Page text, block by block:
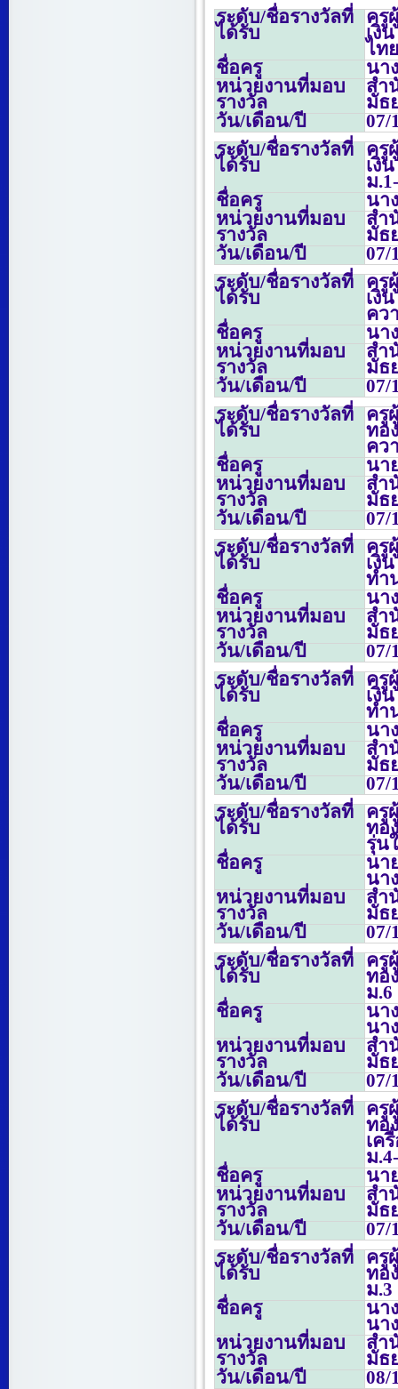
ระดับ/ชื่อรางวัลที่
ได้รับ
ครู
เงิ
ไท
ชื่อครู
นา
หน่วยงานที่มอบ
รางวัล
สำ
มัธ
วัน/เดือน/ปี
07/
ระดับ/ชื่อรางวัลที่
ได้รับ
ครู
เงิ
ม.1-
ชื่อครู
นา
หน่วยงานที่มอบ
รางวัล
สำ
มัธ
วัน/เดือน/ปี
07/
ระดับ/ชื่อรางวัลที่
ได้รับ
ครู
เงิ
คว
ชื่อครู
นา
หน่วยงานที่มอบ
รางวัล
สำ
มัธ
วัน/เดือน/ปี
07/
ระดับ/ชื่อรางวัลที่
ได้รับ
ครู
ทอ
คว
ชื่อครู
นา
หน่วยงานที่มอบ
รางวัล
สำ
มัธ
วัน/เดือน/ปี
07/
ระดับ/ชื่อรางวัลที่
ได้รับ
ครู
เงิ
ทำ
ชื่อครู
นา
หน่วยงานที่มอบ
รางวัล
สำ
มัธ
วัน/เดือน/ปี
07/
ระดับ/ชื่อรางวัลที่
ได้รับ
ครู
เงิ
ทำ
ชื่อครู
นา
หน่วยงานที่มอบ
รางวัล
สำ
มัธ
วัน/เดือน/ปี
07/
ระดับ/ชื่อรางวัลที่
ได้รับ
ครู
ทอ
รุ่น
ชื่อครู
นา
นา
หน่วยงานที่มอบ
รางวัล
สำ
มัธ
วัน/เดือน/ปี
07/
ระดับ/ชื่อรางวัลที่
ได้รับ
ครู
ทอ
ม.6
ชื่อครู
นา
นา
หน่วยงานที่มอบ
รางวัล
สำ
มัธ
วัน/เดือน/ปี
07/
ระดับ/ชื่อรางวัลที่
ได้รับ
ครู
ทอ
เค
ม.4-
ชื่อครู
นา
หน่วยงานที่มอบ
รางวัล
สำ
มัธ
วัน/เดือน/ปี
07/
ระดับ/ชื่อรางวัลที่
ได้รับ
ครู
ทอ
ม.3
ชื่อครู
นา
นา
หน่วยงานที่มอบ
รางวัล
สำ
มัธ
วัน/เดือน/ปี
08/